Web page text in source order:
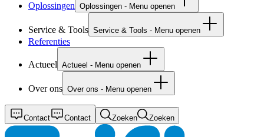
Oplossingen Oplossingen - Menu openen
Service & Tools Service & Tools - Menu openen
Referenties
Actueel Actueel - Menu openen
Over ons Over ons - Menu openen
Contact Contact Zoeken Zoeken